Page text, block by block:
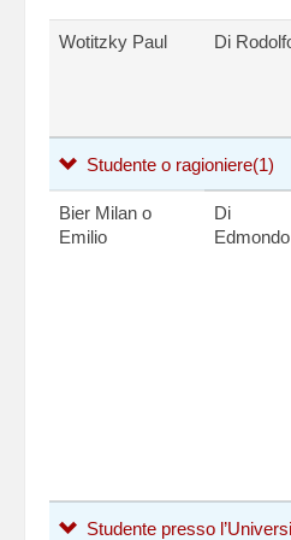
Wotitzky Paul Di
Studente o ragioniere(1)
Bier Milan o
Emilio
Di
Edmondo
Studente presso